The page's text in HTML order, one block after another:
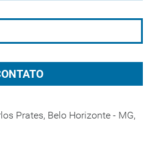
Prates, Belo Horizonte - MG,